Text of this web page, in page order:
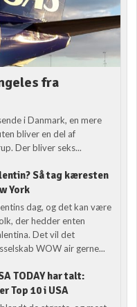
fra
i Danmark, en mere
bliver en del af
Der bliver seks...
Så tag kæresten
York
dag, og det kan være
der hedder enten
Det vil det
WOW air gerne...
TODAY har talt:
Top 10 i USA